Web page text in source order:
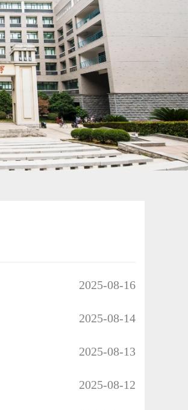
2025-08-16
2025-08-14
2025-08-13
2025-08-12